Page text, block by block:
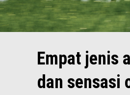
Empat jenis
dan sensasi